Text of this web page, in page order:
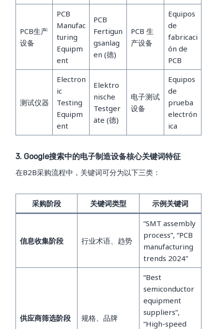
PCB生产
设备
PCB
Manufac
turing
Equipm
ent
PCB
Fertigun
gsanlag
en (德)
PCB 生
产设备
Equipos
de
fabricaci
ón de
PCB
测试仪器
Electron
ic
Testing
Equipm
ent
Elektro
nische
Testger
äte (德)
电子测试
设备
Equipos
de
prueba
electrón
ica
3. Google搜索中的电子制造设备核心关键词特征
在B2B采购流程中，关键词可分为以下三类：
采购阶段 关键词类型 示例关键词
信息收集阶段 行业术语、趋势
“SMT assembly
process”, “PCB
manufacturing
trends 2024”
供应商筛选阶段 规格、品牌
“Best
semiconductor
equipment
suppliers”,
“High-speed